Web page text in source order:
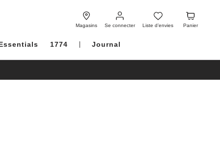
Magasins Se connecter
connecter
Liste d’envies
Liste
d’envies
Panier
Panier
1774 Journal